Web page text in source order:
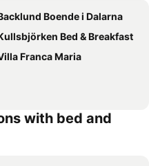
Boende i Dalarna
Bed & Breakfast
Franca Maria
with bed and